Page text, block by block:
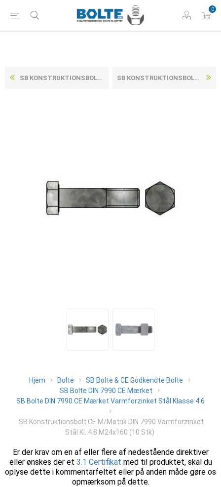
0
SB KONSTRUKTIONSBOLT CE M/MØTRIK DIN 7990 VARMFORZINKET STÅL KL. 4.8 M24X150 (10 STK) SB KONSTRUKTIONSBOLT CE M/MØTRIK DIN 7990 VARMFORZINKET STÅL KL. 4.8 M24X50 (25 STK)
Hjem Bolte
SB Bolte & CE Godkendte Bolte
SB Bolte DIN 7990 CE Mærket
SB Bolte DIN 7990 CE Mærket Varmforzinket Stål Klasse 4.6
SB Konstruktionsbolt CE M/Møtrik DIN 7990 Varmforzinket
Stål Kl. 4.8 M24x160 (10 Stk)
Er der krav om en af eller flere af nedestående direktiver
eller ønskes der et 3.1 Certifikat med til produktet, skal du
oplyse dette i kommentarfeltet eller på anden måde gøre os
opmærksom på dette.